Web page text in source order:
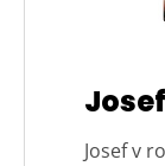
Josef v